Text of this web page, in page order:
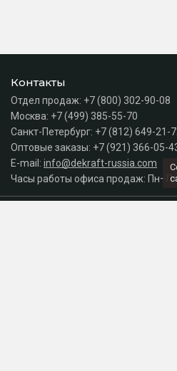
Контакты
Отдел продаж: +7 (800) 302-90-08
Москва: +7 (499) 385-55-70
Санкт-Петербург: +7 (812) 649-21-
Оптовые заказы: +7 (921) 366-05-
E-mail: info@dekraft-russia.com
Часы работы офиса продаж: Пн–Пт